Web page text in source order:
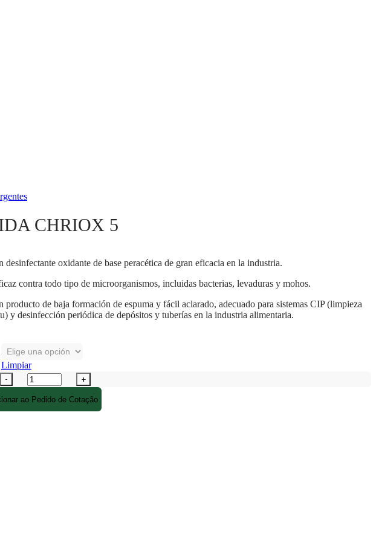
CHRIOX 5
desinfectante oxidante de base peracética de gran eficacia en la industria.
contra todo tipo de microorganismos, incluidas bacterias, levaduras y mohos.
producto de baja formación de espuma y fácil aclarado, adecuado para sistemas CIP (limpieza
y desinfección periódica de depósitos y tuberías en la industria alimentaria.
Limpiar
ao Pedido de Cotação